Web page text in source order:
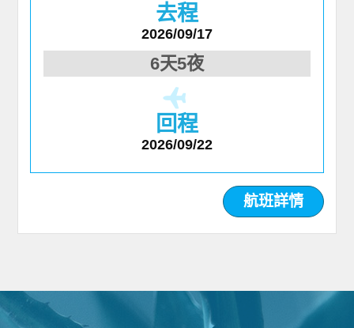
去程
2026/09/17
6天5夜
回程
2026/09/22
航班詳情